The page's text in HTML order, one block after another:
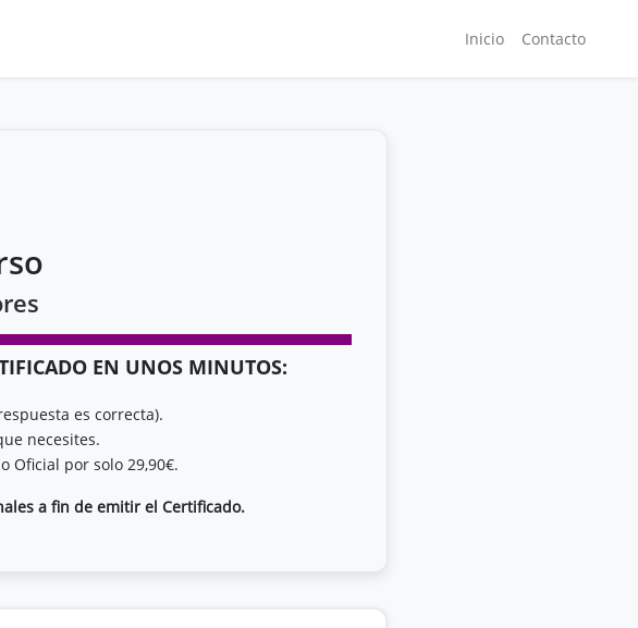
Inicio Contacto
EN UNOS MINUTOS:
es correcta).
necesites.
a fin de emitir el Certificado.